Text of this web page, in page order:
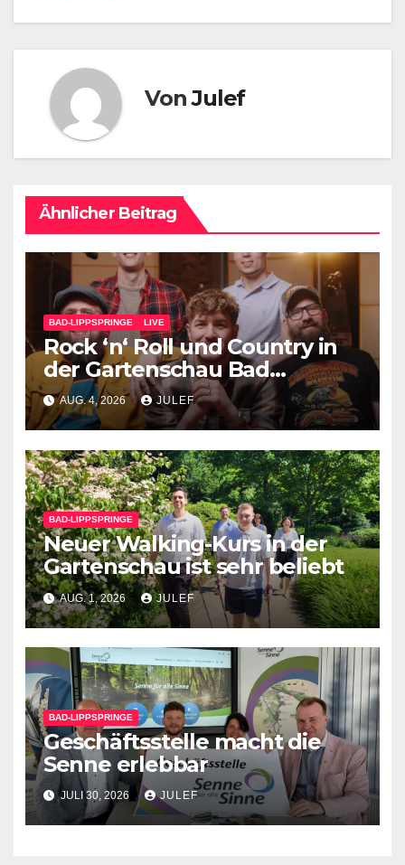
VonJulef
Ähnlicher Beitrag
BAD-LIPPSPRINGE LIVE
Rock ‘n‘ Roll und Country in
der Gartenschau Bad
Lippspringe
AUG. 4, 2026 JULEF
BAD-LIPPSPRINGE
Neuer Walking-Kurs in der
Gartenschau ist sehr beliebt
AUG. 1, 2026 JULEF
BAD-LIPPSPRINGE
Geschäftsstelle macht die
Senne erlebbar
JULI 30, 2026 JULEF